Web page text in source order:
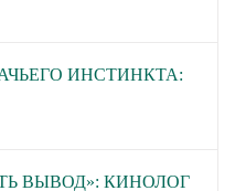
ИНСТИНКТА:
ВЫВОД»: КИНОЛОГ